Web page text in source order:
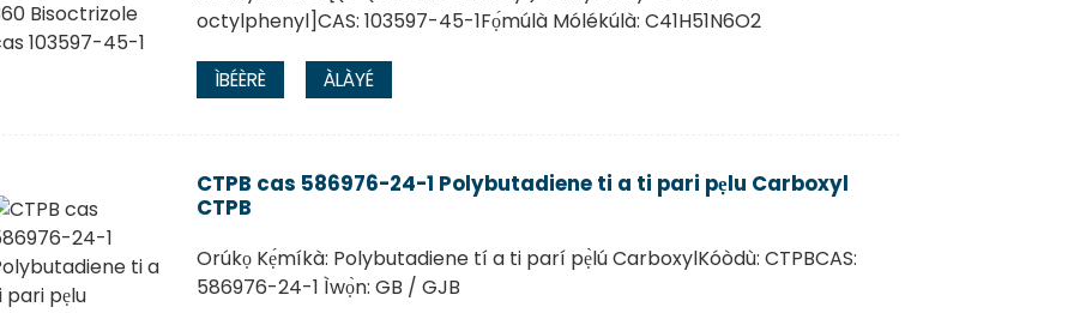
octylphenyl]CAS: 103597-45-1Fọ́múlà Mólékúlà: C41H51N6O2
ÌBÉÈRÈ ÀLÀYÉ
CTPB cas 586976-24-1 Polybutadiene ti a ti pari pẹlu Carboxyl
CTPB
Orúkọ Kẹ́míkà: Polybutadiene tí a ti parí pẹ̀lú CarboxylKóòdù: CTPBCAS:
586976-24-1 Ìwọ̀n: GB / GJB